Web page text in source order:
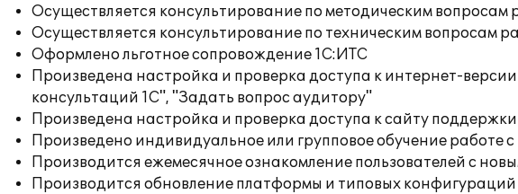
Осуществляется консультирование по методическим вопросам
Осуществляется консультирование по техническим вопросам
Оформлено льготное сопровождение 1С:ИТС
Произведена настройка и проверка доступа к интернет-
консультаций 1С", "Задать вопрос аудитору"
Произведена настройка и проверка доступа к сайту поддержки
Произведено индивидуальное или групповое обучение
Производится ежемесячное ознакомление пользователей с
Производится обновление платформы и типовых